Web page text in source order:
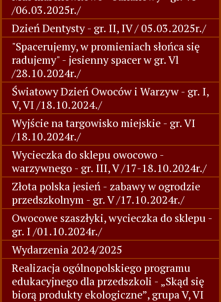
/06.03.2025r./
Dzień Dentysty - gr. II, IV / 05.03.2025r./
"Spacerujemy, w promieniach słońca się
radujemy" - jesienny spacer w gr. Vl
/28.10.2024r./
Światowy Dzień Owoców i Warzyw - gr. I,
V, VI /18.10.2024./
Wyjście na targowisko miejskie - gr. VI
/18.10.2024r./
Wycieczka do sklepu owocowo -
warzywnego - gr. III, V /17-18.10.2024r./
Złota polska jesień - zabawy w ogrodzie
przedszkolnym - gr. V /17.10.2024r./
Owocowe szaszłyki, wycieczka do sklepu -
gr. I /01.10.2024r./
Wydarzenia 2024/2025
Realizacja ogólnopolskiego programu
edukacyjnego dla przedszkoli - „Skąd się
biorą produkty ekologiczne”, grupa V, VI